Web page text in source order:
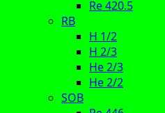
Re 420.5
RB
H 1/2
H 2/3
He 2/3
He 2/2
SOB